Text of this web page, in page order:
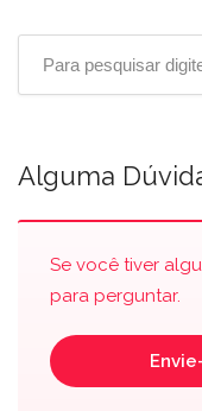
Alguma
Se você tiver
para perguntar.